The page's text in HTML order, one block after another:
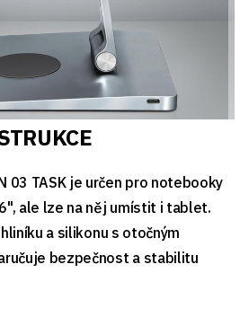
03 TASK je určen pro notebooky
ale lze na něj umístit i tablet.
a silikonu s otočným
bezpečnost a stabilitu